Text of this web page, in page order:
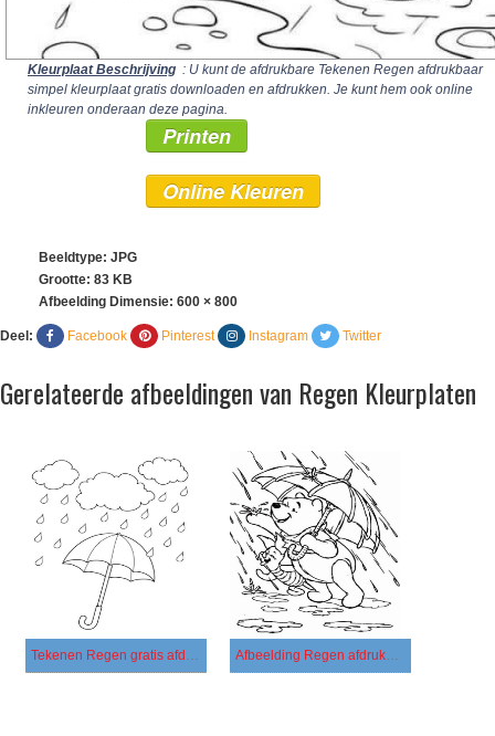
Kleurplaat Beschrijving : U kunt de afdrukbare Tekenen Regen afdrukbaar
simpel kleurplaat gratis downloaden en afdrukken. Je kunt hem ook online
inkleuren onderaan deze pagina.
Printen
Online Kleuren
Beeldtype: JPG
Grootte: 83 KB
Afbeelding Dimensie: 600 × 800
Deel: Facebook Pinterest Instagram Twitter
Gerelateerde afbeeldingen van Regen Kleurplaten
Tekenen Regen gratis afdrukbaar simpel Afbeelding Regen afdrukbaar